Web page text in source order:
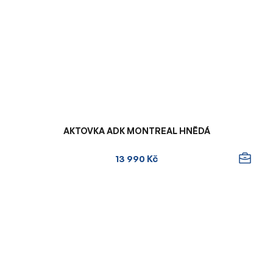
AKTOVKA ADK MONTREAL HNĚDÁ
13 990 Kč